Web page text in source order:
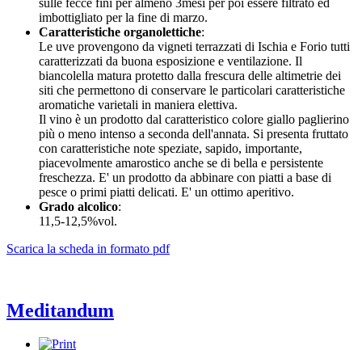
imbottigliato per la fine di marzo.
Caratteristiche organolettiche:
Le uve provengono da vigneti terrazzati di Ischia e Forio tutti
caratterizzati da buona esposizione e ventilazione. Il
biancolella matura protetto dalla frescura delle altimetrie dei
siti che permettono di conservare le particolari caratteristiche
aromatiche varietali in maniera elettiva.
Il vino è un prodotto dal caratteristico colore giallo paglierino
più o meno intenso a seconda dell'annata. Si presenta fruttato
con caratteristiche note speziate, sapido, importante,
piacevolmente amarostico anche se di bella e persistente
freschezza. E' un prodotto da abbinare con piatti a base di
pesce o primi piatti delicati. E' un ottimo aperitivo.
Grado alcolico:
11,5-12,5%vol.
Scarica la scheda in formato pdf
Meditandum